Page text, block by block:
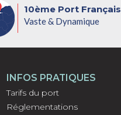
10ème Port Français
Vaste & Dynamique
INFOS PRATIQUES
Tarifs du port
Réglementations